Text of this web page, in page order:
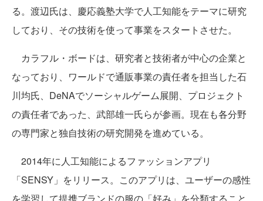
る。渡辺氏は、慶応義塾大学で人工知能をテーマに研究
しており、その技術を使って事業をスタートさせた。
カラフル・ボードは、研究者と技術者が中心の企業と
なっており、ワールドで通販事業の責任者を担当した石
川均氏、DeNAでソーシャルゲーム展開、プロジェクト
の責任者であった、武部雄一氏らが参画。現在も各分野
の専門家と独自技術の研究開発を進めている。
2014年に人工知能によるファッションアプリ
「SENSY」をリリース。このアプリは、ユーザーの感性